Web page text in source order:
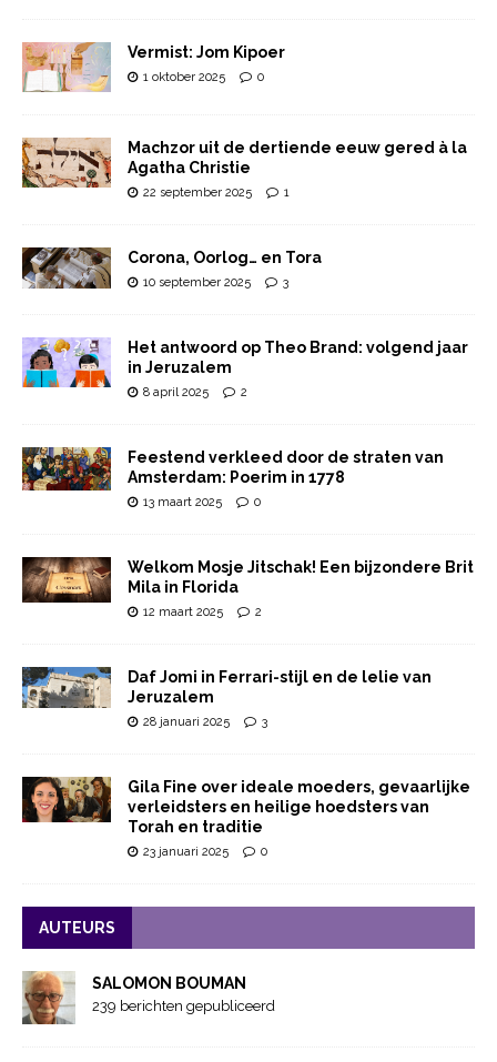
Vermist: Jom Kipoer
1 oktober 2025 0
Machzor uit de dertiende eeuw gered à la
Agatha Christie
22 september 2025 1
Corona, Oorlog… en Tora
10 september 2025 3
Het antwoord op Theo Brand: volgend jaar
in Jeruzalem
8 april 2025 2
Feestend verkleed door de straten van
Amsterdam: Poerim in 1778
13 maart 2025 0
Welkom Mosje Jitschak! Een bijzondere Brit
Mila in Florida
12 maart 2025 2
Daf Jomi in Ferrari-stijl en de lelie van
Jeruzalem
28 januari 2025 3
Gila Fine over ideale moeders, gevaarlijke
verleidsters en heilige hoedsters van
Torah en traditie
23 januari 2025 0
AUTEURS
SALOMON BOUMAN
239 berichten gepubliceerd